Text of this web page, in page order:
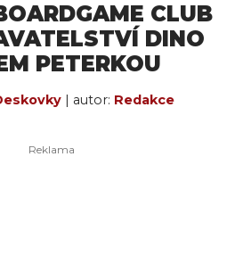
CLUB
DINO
PETERKOU
| autor: Redakce